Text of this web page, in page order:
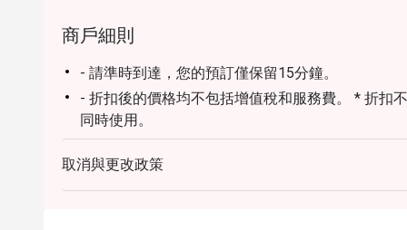
商戶細則
- 請準時到達，您的預訂僅保留15分鐘。
- 折扣後的價格均不包括增值稅和服務費。 * 折扣不可與任何其他促銷、折扣、代金券和信用卡
同時使用。
** 折扣不適用於賺取萬豪旅享家積分和萬豪俱樂部
*** 折扣不適用於相關政府稅和服務費香港
取消與更改政策